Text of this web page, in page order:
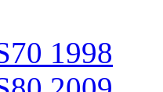
1998